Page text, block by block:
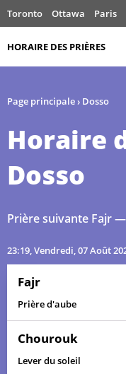
Toronto Ottawa Paris
HORAIRE DES PRIÈRES
Page principale› Dosso
Horaire
Dosso
Prière suivante Fajr —
23:19, Vendredi, 07 Août
Fajr
Prière d'aube
Chourouk
Lever du soleil